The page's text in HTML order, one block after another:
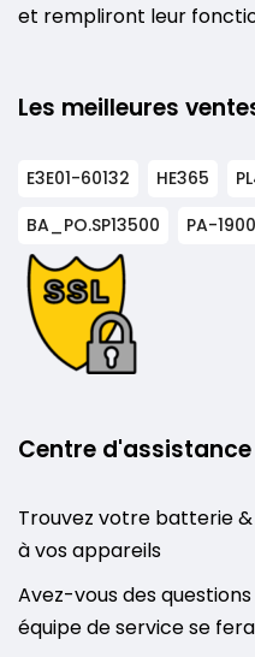
et rempliront leur
Les meilleures
E3E01-60132 HE365
BA_PO.SP13500
PA-
Centre d'assistance
Trouvez votre batterie
à vos appareils
Avez-vous des
équipe de service se